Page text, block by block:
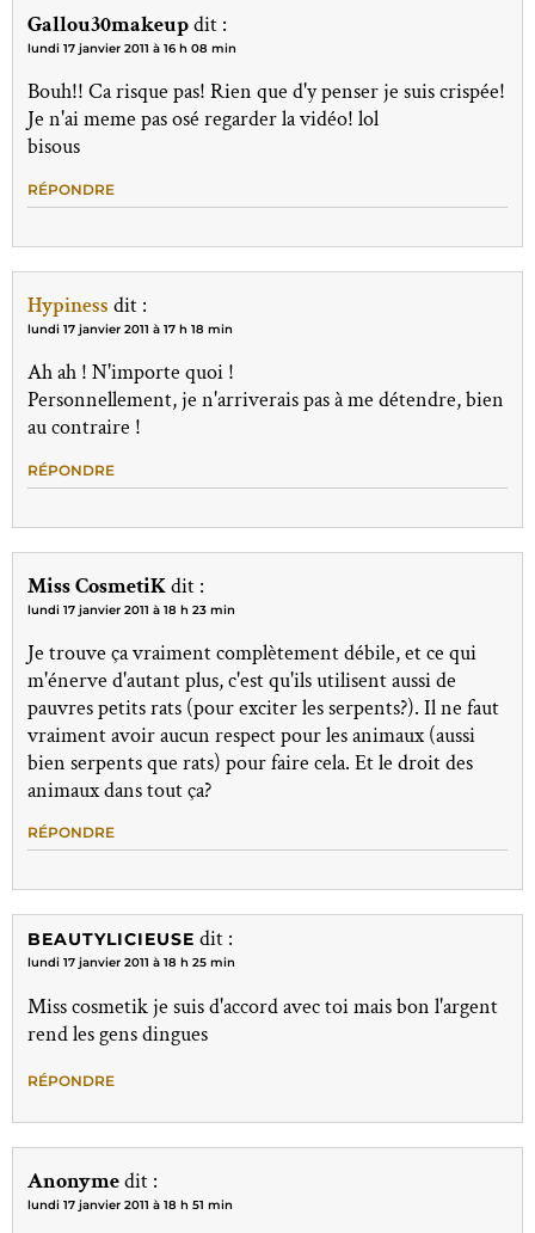
Gallou30makeupdit :
lundi 17 janvier 2011 à 16 h 08 min
Bouh!! Ca risque pas! Rien que d'y penser je suis crispée!
Je n'ai meme pas osé regarder la vidéo! lol
bisous
RÉPONDRE
Hypiness dit :
lundi 17 janvier 2011 à 17 h 18 min
Ah ah ! N'importe quoi !
Personnellement, je n'arriverais pas à me détendre, bien
au contraire !
RÉPONDRE
Miss CosmetiKdit :
lundi 17 janvier 2011 à 18 h 23 min
Je trouve ça vraiment complètement débile, et ce qui
m'énerve d'autant plus, c'est qu'ils utilisent aussi de
pauvres petits rats (pour exciter les serpents?). Il ne faut
vraiment avoir aucun respect pour les animaux (aussi
bien serpents que rats) pour faire cela. Et le droit des
animaux dans tout ça?
RÉPONDRE
BEAUTYLICIEUSE dit :
lundi 17 janvier 2011 à 18 h 25 min
Miss cosmetik je suis d'accord avec toi mais bon l'argent
rend les gens dingues
RÉPONDRE
Anonymedit :
lundi 17 janvier 2011 à 18 h 51 min